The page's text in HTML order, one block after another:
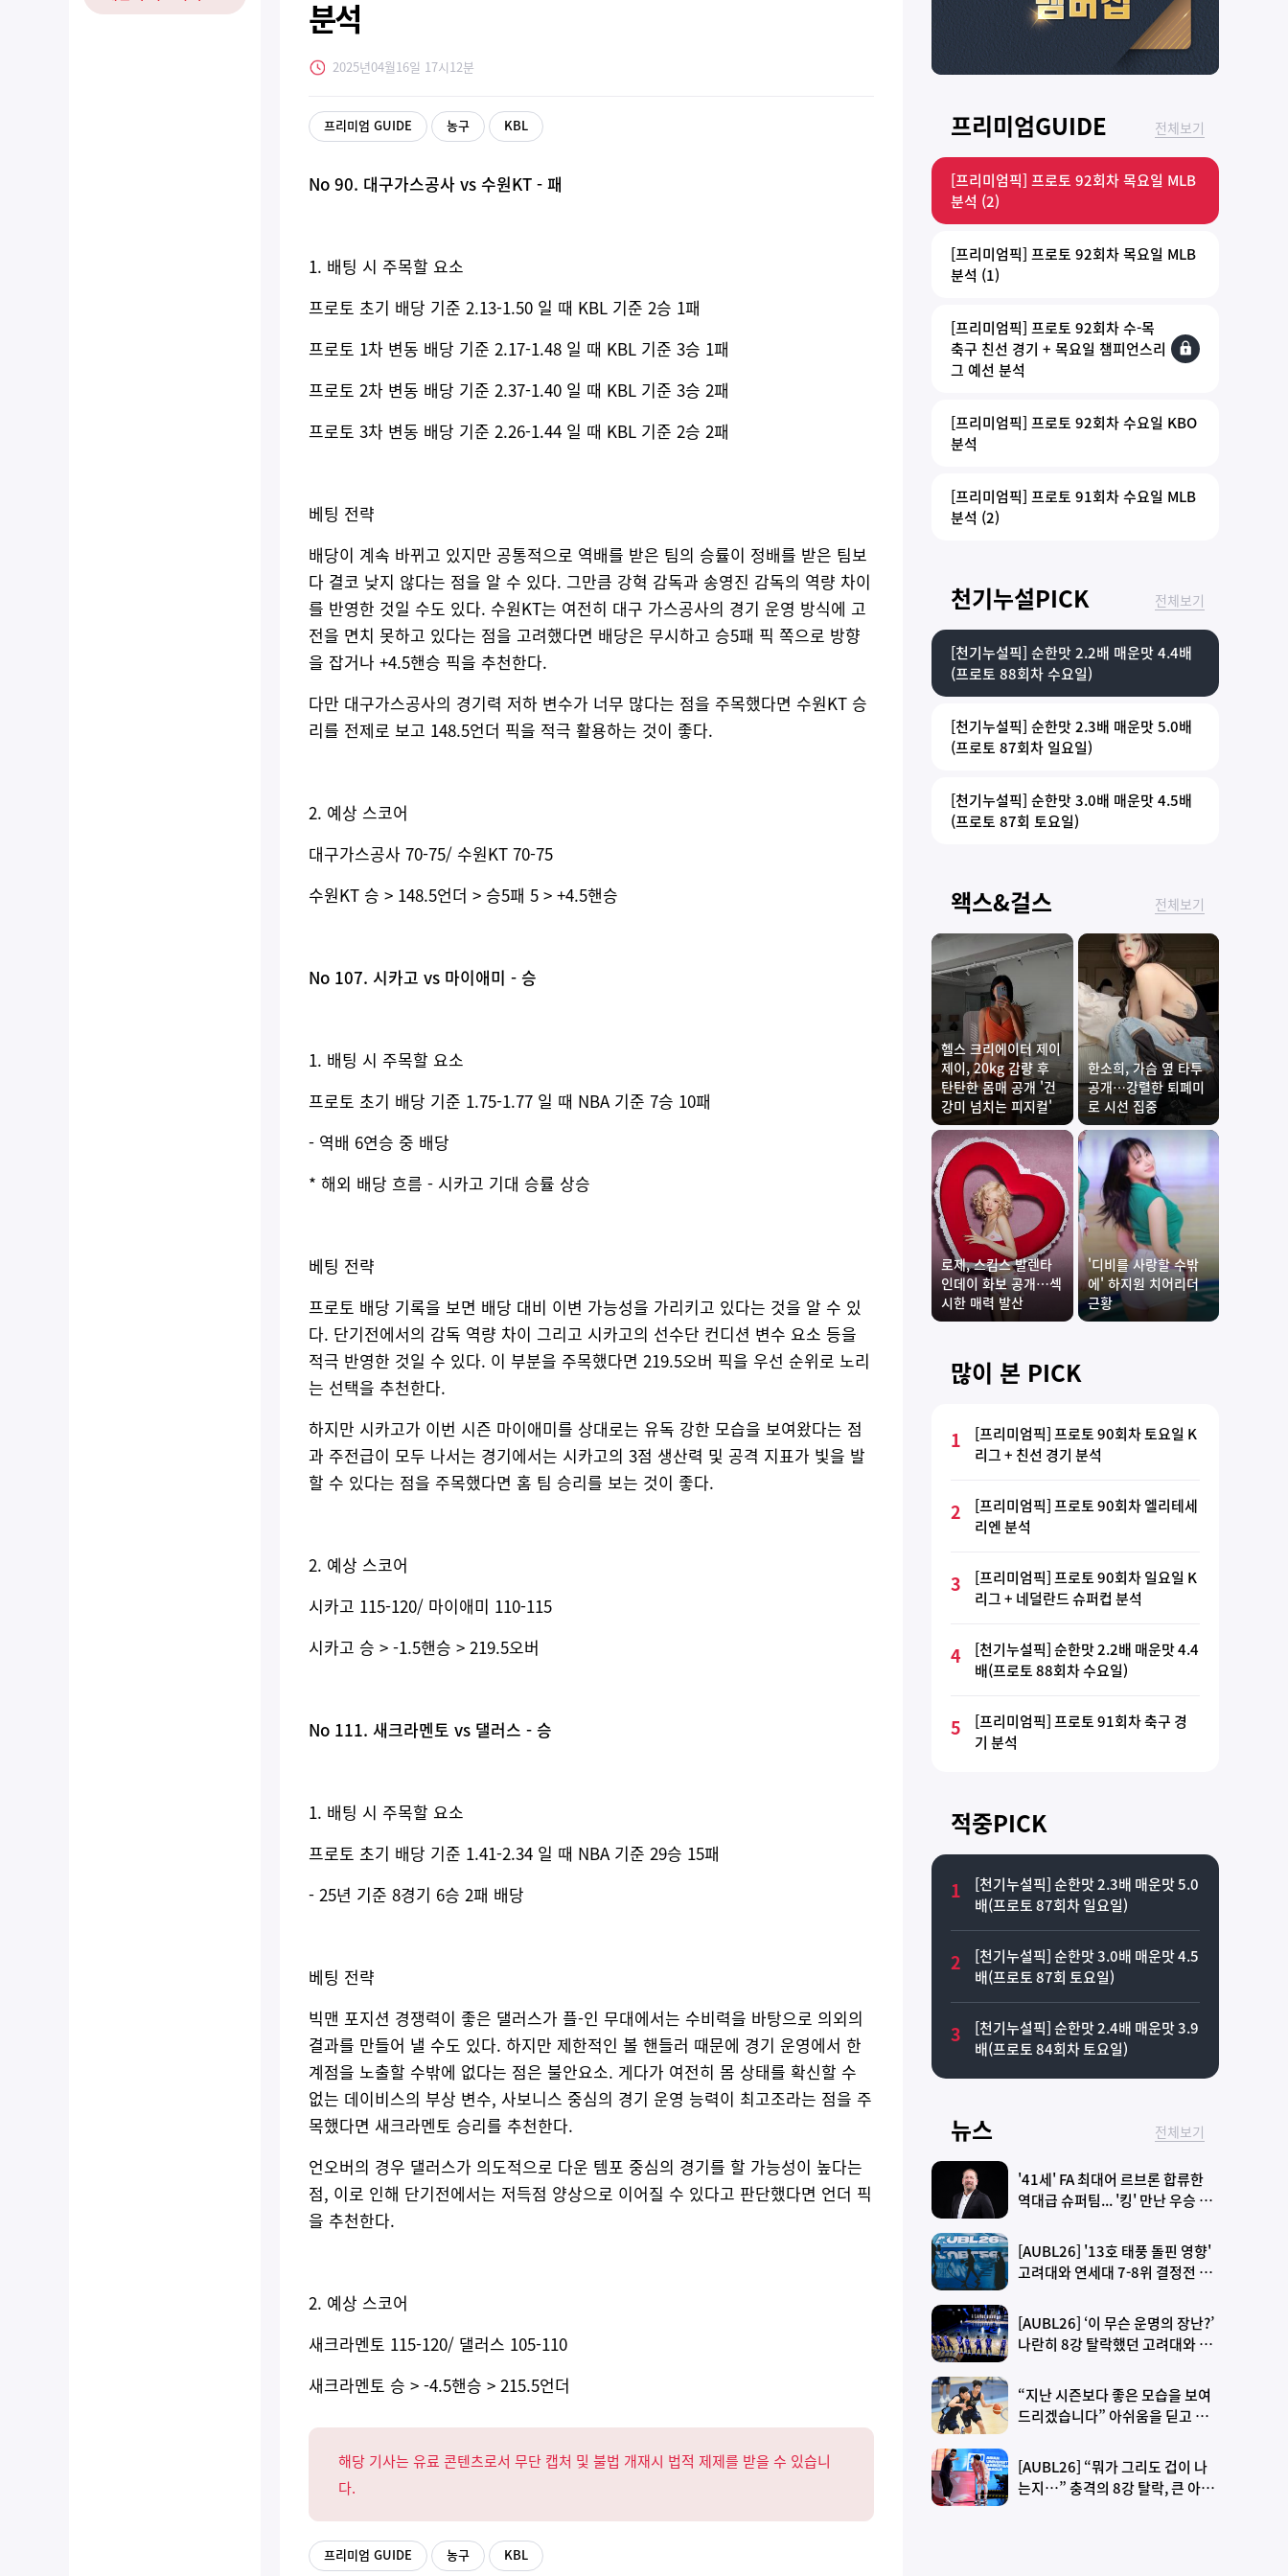
분석
2025년04월16일 17시12분
프리미엄 GUIDE 농구 KBL
No 90. 대구가스공사 vs 수원KT - 패
1. 배팅 시 주목할 요소
프로토 초기 배당 기준 2.13-1.50 일 때 KBL 기준 2승 1패
프로토 1차 변동 배당 기준 2.17-1.48 일 때 KBL 기준 3승 1패
프로토 2차 변동 배당 기준 2.37-1.40 일 때 KBL 기준 3승 2패
프로토 3차 변동 배당 기준 2.26-1.44 일 때 KBL 기준 2승 2패
베팅 전략
배당이 계속 바뀌고 있지만 공통적으로 역배를 받은 팀의 승률이 정배를 받은 팀보
다 결코 낮지 않다는 점을 알 수 있다. 그만큼 강혁 감독과 송영진 감독의 역량 차이
를 반영한 것일 수도 있다. 수원KT는 여전히 대구 가스공사의 경기 운영 방식에 고
전을 면치 못하고 있다는 점을 고려했다면 배당은 무시하고 승5패 픽 쪽으로 방향
을 잡거나 +4.5핸승 픽을 추천한다.
다만 대구가스공사의 경기력 저하 변수가 너무 많다는 점을 주목했다면 수원KT 승
리를 전제로 보고 148.5언더 픽을 적극 활용하는 것이 좋다.
2. 예상 스코어
대구가스공사 70-75/ 수원KT 70-75
수원KT 승 > 148.5언더 > 승5패 5 > +4.5핸승
No 107. 시카고 vs 마이애미 - 승
1. 배팅 시 주목할 요소
프로토 초기 배당 기준 1.75-1.77 일 때 NBA 기준 7승 10패
- 역배 6연승 중 배당
* 해외 배당 흐름 - 시카고 기대 승률 상승
베팅 전략
프로토 배당 기록을 보면 배당 대비 이변 가능성을 가리키고 있다는 것을 알 수 있
다. 단기전에서의 감독 역량 차이 그리고 시카고의 선수단 컨디션 변수 요소 등을
적극 반영한 것일 수 있다. 이 부분을 주목했다면 219.5오버 픽을 우선 순위로 노리
는 선택을 추천한다.
하지만 시카고가 이번 시즌 마이애미를 상대로는 유독 강한 모습을 보여왔다는 점
과 주전급이 모두 나서는 경기에서는 시카고의 3점 생산력 및 공격 지표가 빛을 발
할 수 있다는 점을 주목했다면 홈 팀 승리를 보는 것이 좋다.
2. 예상 스코어
시카고 115-120/ 마이애미 110-115
시카고 승 > -1.5핸승 > 219.5오버
No 111. 새크라멘토 vs 댈러스 - 승
1. 배팅 시 주목할 요소
프로토 초기 배당 기준 1.41-2.34 일 때 NBA 기준 29승 15패
- 25년 기준 8경기 6승 2패 배당
베팅 전략
빅맨 포지션 경쟁력이 좋은 댈러스가 플-인 무대에서는 수비력을 바탕으로 의외의
결과를 만들어 낼 수도 있다. 하지만 제한적인 볼 핸들러 때문에 경기 운영에서 한
계점을 노출할 수밖에 없다는 점은 불안요소. 게다가 여전히 몸 상태를 확신할 수
없는 데이비스의 부상 변수, 사보니스 중심의 경기 운영 능력이 최고조라는 점을 주
목했다면 새크라멘토 승리를 추천한다.
언오버의 경우 댈러스가 의도적으로 다운 템포 중심의 경기를 할 가능성이 높다는
점, 이로 인해 단기전에서는 저득점 양상으로 이어질 수 있다고 판단했다면 언더 픽
을 추천한다.
2. 예상 스코어
새크라멘토 115-120/ 댈러스 105-110
새크라멘토 승 > -4.5핸승 > 215.5언더
해당 기사는 유료 콘텐츠로서 무단 캡처 및 불법 개재시 법적 제제를 받을 수 있습니
다.
프리미엄 GUIDE 농구 KBL
프리미엄GUIDE 전체보기
[프리미엄픽] 프로토 92회차 목요일 MLB
분석 (2)
[프리미엄픽] 프로토 92회차 목요일 MLB
분석 (1)
[프리미엄픽] 프로토 92회차 수-목
축구 친선 경기 + 목요일 챔피언스리
그 예선 분석
[프리미엄픽] 프로토 92회차 수요일 KBO
분석
[프리미엄픽] 프로토 91회차 수요일 MLB
분석 (2)
천기누설PICK 전체보기
[천기누설픽] 순한맛 2.2배 매운맛 4.4배
(프로토 88회차 수요일)
[천기누설픽] 순한맛 2.3배 매운맛 5.0배
(프로토 87회차 일요일)
[천기누설픽] 순한맛 3.0배 매운맛 4.5배
(프로토 87회 토요일)
왝스&걸스 전체보기
헬스 크리에이터 제이
제이, 20kg 감량 후
탄탄한 몸매 공개 '건
강미 넘치는 피지컬'
한소희, 가슴 옆 타투
공개…강렬한 퇴폐미
로 시선 집중
로제, 스킴스 발렌타
인데이 화보 공개…섹
시한 매력 발산
'디비를 사랑할 수밖
에' 하지원 치어리더
근황
많이 본 PICK
1
[프리미엄픽] 프로토 90회차 토요일 K
리그 + 친선 경기 분석
2
[프리미엄픽] 프로토 90회차 엘리테세
리엔 분석
3
[프리미엄픽] 프로토 90회차 일요일 K
리그 + 네덜란드 슈퍼컵 분석
4
[천기누설픽] 순한맛 2.2배 매운맛 4.4
배(프로토 88회차 수요일)
5
[프리미엄픽] 프로토 91회차 축구 경
기 분석
적중PICK
1
[천기누설픽] 순한맛 2.3배 매운맛 5.0
배(프로토 87회차 일요일)
2
[천기누설픽] 순한맛 3.0배 매운맛 4.5
배(프로토 87회 토요일)
3
[천기누설픽] 순한맛 2.4배 매운맛 3.9
배(프로토 84회차 토요일)
뉴스 전체보기
'41세' FA 최대어 르브론 합류한
역대급 슈퍼팀... '킹' 만난 우승 경
딱 맞는 선수야"
[AUBL26] '13호 태풍 돌핀 영향'
고려대와 연세대 7-8위 결정전 취
[AUBL26] ‘이 무슨 운명의 장난?’
나란히 8강 탈락했던 고려대와 연
“지난 시즌보다 좋은 모습을 보여
드리겠습니다” 아쉬움을 딛고 일
[AUBL26] “뭐가 그리도 겁이 나
는지…” 충격의 8강 탈락, 큰 아쉬